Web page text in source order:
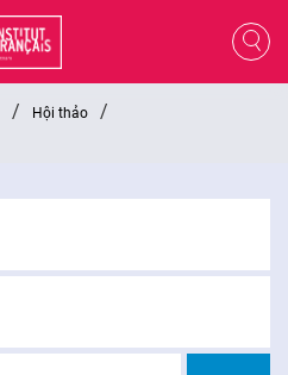
/ Hội thảo /